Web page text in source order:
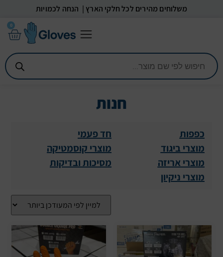
משלוחים מהירים לכל חלקי הארץ | הנחה לכמויות
0
חנות
כפפות
חד פעמי
מוצרי ביגוד
מוצרי קוסמטיקה
מוצרי אריזה
מסיכות ובדיקות
מוצרי ניקיון